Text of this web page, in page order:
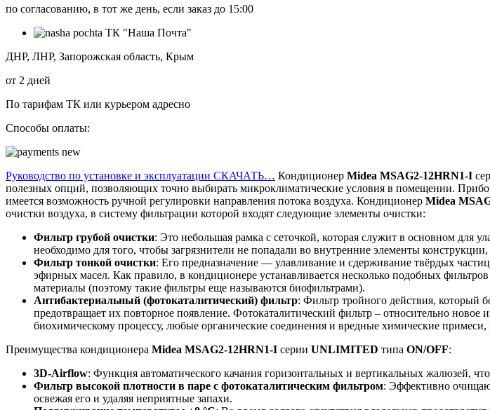
по согласованию, в тот же день, если заказ до 15:00
ТК "Наша Почта"
ДНР, ЛНР, Запорожская область, Крым
от 2 дней
По тарифам ТК или курьером адресно
Способы оплаты:
Руководство по установке и эксплуатации СКАЧАТЬ… Кондиционер Midea MSAG2-12HRN1-I
полезных опций, позволяющих точно выбирать микроклиматические условия в помещении.
имеется возможность ручной регулировки направления потока воздуха. Кондиционер Midea
очистки воздуха, в систему фильтрации которой входят следующие элементы очистки:
Фильтр грубой очистки: Это небольшая рамка с сеточкой, которая служит в основном
необходимо для того, чтобы загрязнители не попадали во внутренние элементы
Фильтр тонкой очистки: Его предназначение — улавливание и сдерживание твёрдых
эфирных масел. Как правило, в кондиционере устанавливается несколько подобных
материалы (поэтому такие фильтры еще называются биофильтрами).
Антибактериальный (фотокаталитический) фильтр: Фильтр тройного действия, который
предотвращает их повторное появление. Фотокаталитический фильтр – относительно
биохимическому процессу, любые органические соединения и вредные химические примеси,
Преимущества кондиционера Midea MSAG2-12HRN1-I серии UNLIMITED типа ON/OFF:
3D-Airflow: Функция автоматического качания горизонтальных и вертикальных жалюзей,
Фильтр высокой плотности в паре с фотокаталитическим фильтром: Эффективно
освежая его и удаляя неприятные запахи.